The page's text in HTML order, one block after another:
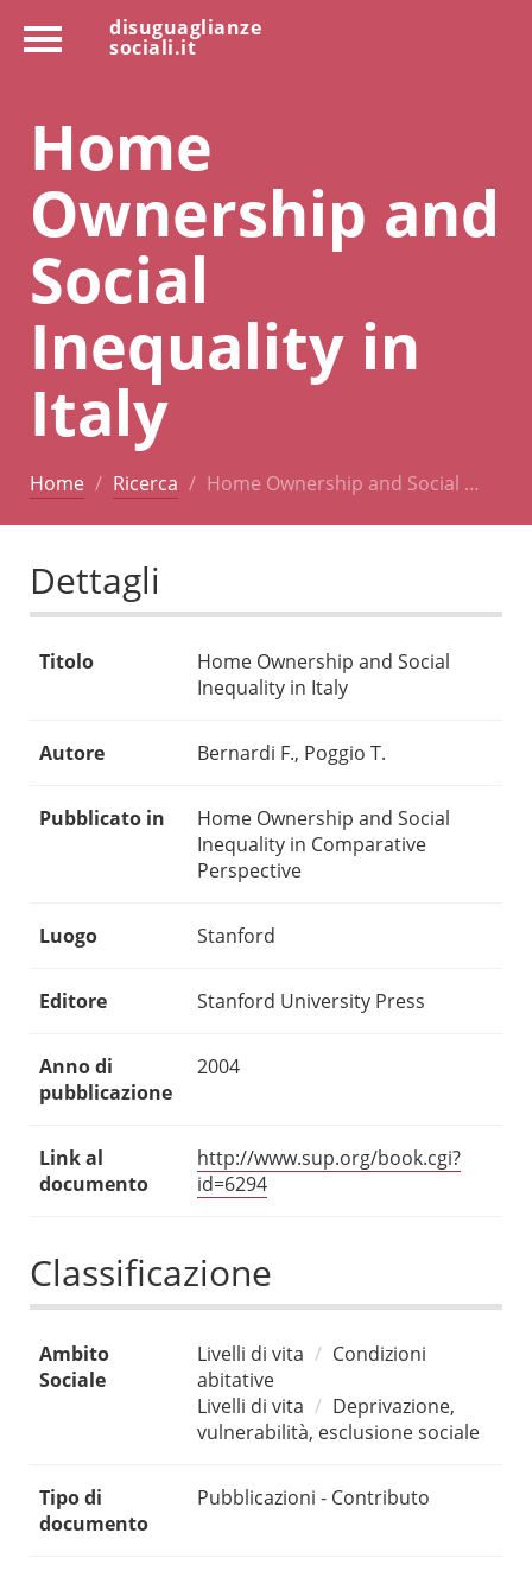
disuguaglianze
sociali.it
Home
Ownership and
Social
Inequality in
Italy
Home Ricerca Home Ownership and Social …
Dettagli
Titolo
Home Ownership and Social
Inequality in Italy
Autore Bernardi F., Poggio T.
Pubblicato in
Home Ownership and Social
Inequality in Comparative
Perspective
Luogo Stanford
Editore Stanford University Press
Anno di
pubblicazione
2004
Link al
documento
http://www.sup.org/book.cgi?
id=6294
Classificazione
Ambito
Sociale
Livelli di vita
Condizioni
abitative
Livelli di vita
Deprivazione,
vulnerabilità, esclusione sociale
Tipo di
documento
Pubblicazioni - Contributo